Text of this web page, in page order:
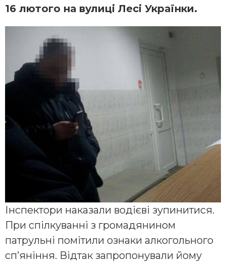
16 лютого на вулиці Лесі Українки.
Інспектори наказали водієві зупинитися.
При спілкуванні з громадянином
патрульні помітили ознаки алкогольного
сп’яніння. Відтак запропонували йому